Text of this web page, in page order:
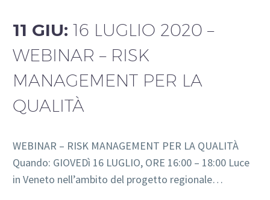
11 GIU: 16 LUGLIO 2020 –
WEBINAR – RISK
MANAGEMENT PER LA
QUALITÀ
WEBINAR – RISK MANAGEMENT PER LA QUALITÀ
Quando: GIOVEDì 16 LUGLIO, ORE 16:00 – 18:00 Luce
in Veneto nell’ambito del progetto regionale…